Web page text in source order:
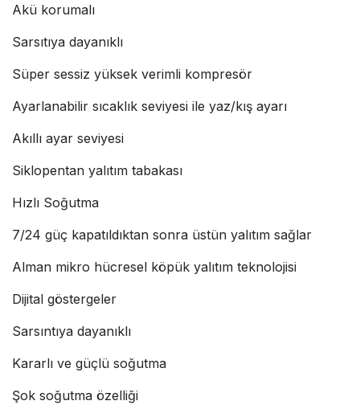
Akü korumalı
Sarsıtıya dayanıklı
Süper sessiz yüksek verimli kompresör
Ayarlanabilir sıcaklık seviyesi ile yaz/kış ayarı
Akıllı ayar seviyesi
Siklopentan yalıtım tabakası
Hızlı Soğutma
7/24 güç kapatıldıktan sonra üstün yalıtım sağlar
Alman mikro hücresel köpük yalıtım teknolojisi
Dijital göstergeler
Sarsıntıya dayanıklı
Kararlı ve güçlü soğutma
Şok soğutma özelliği